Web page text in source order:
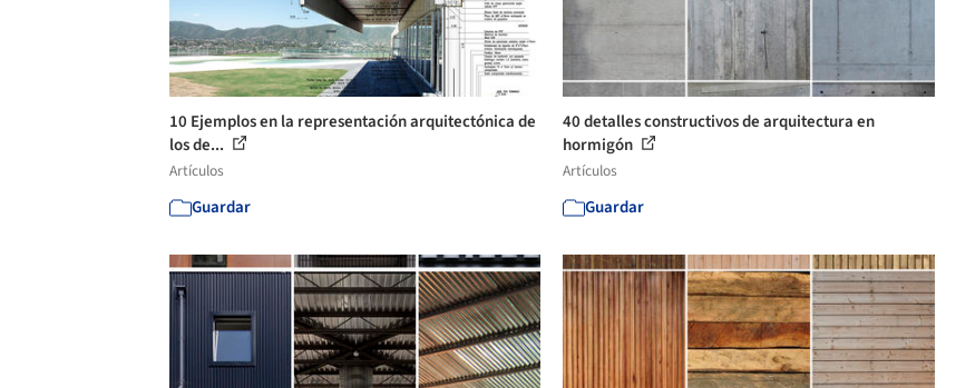
10 Ejemplos en la representación arquitectónica de
los de...
Artículos
Guardar
40 detalles constructivos de arquitectura en
hormigón
Artículos
Guardar